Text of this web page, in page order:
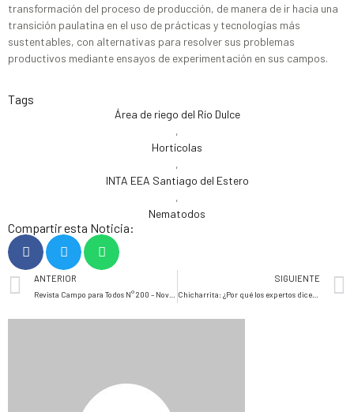
transformación del proceso de producción, de manera de ir hacia una
transición paulatina en el uso de prácticas y tecnologías más
sustentables, con alternativas para resolver sus problemas
productivos mediante ensayos de experimentación en sus campos.
Tags
Área de riego del Río Dulce
,
Hortícolas
,
INTA EEA Santiago del Estero
,
Nematodos
Compartir esta Noticia:
ANTERIOR SIGUIENTE
Chicharrita: ¿Por qué los expertos dicen que la situación es diametralmente opuesta a la de hace un año, incluso en el NOA?